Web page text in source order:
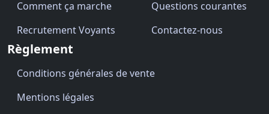
Comment ça marche
Recrutement Voyants
Questions courantes
Contactez-nous
Règlement
Conditions générales de vente
Mentions légales